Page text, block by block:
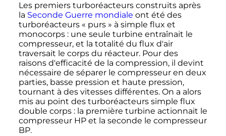
Les premiers turboréacteurs construits après
la Seconde Guerre mondiale ont été des
turboréacteurs « purs » à simple flux et
monocorps : une seule turbine entraînait le
compresseur, et la totalité du flux d'air
traversait le corps du réacteur. Pour des
raisons d'efficacité de la compression, il devint
nécessaire de séparer le compresseur en deux
parties, basse pression et haute pression,
tournant à des vitesses différentes. On a alors
mis au point des turboréacteurs simple flux
double corps : la première turbine actionnait le
compresseur HP et la seconde le compresseur
BP.